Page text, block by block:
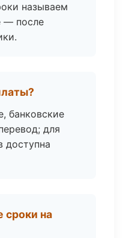
называем
— после
банковские
для
доступна
сроки на